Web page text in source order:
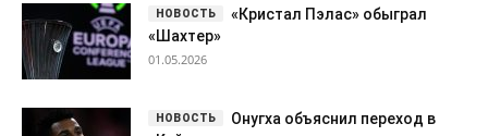
«Кристал Пэлас» обыграл
«Шахтер»
01.05.2026
Онугха объяснил переход в